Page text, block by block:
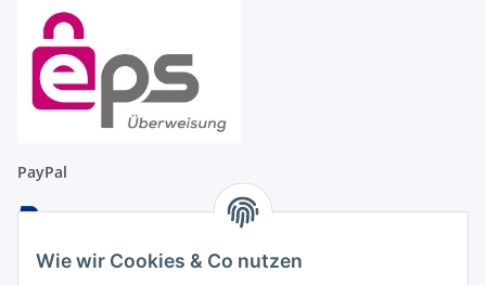
Wie wir Cookies & Co nutzen
PayPal